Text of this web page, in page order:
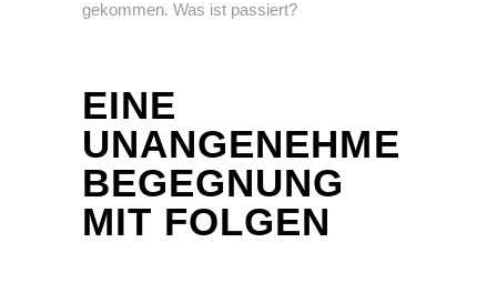
gekommen. Was ist passiert?
EINE
UNANGENEHME
BEGEGNUNG
MIT FOLGEN